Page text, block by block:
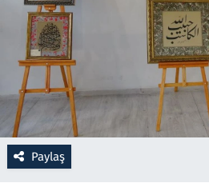
Paylaş
Ramazan
Resmi İlanlar
Rüya Tabirleri
Sağlık
Savunma Sanayi